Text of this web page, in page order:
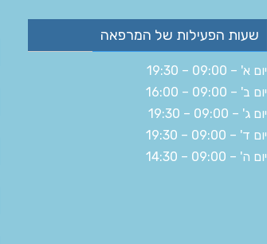
שעות הפעילות של המרפאה
יום א' – 09:00 – 19:30
יום ב' – 09:00 – 16:00
יום ג' – 09:00 – 19:30
יום ד' – 09:00 – 19:30
יום ה' – 09:00 – 14:30